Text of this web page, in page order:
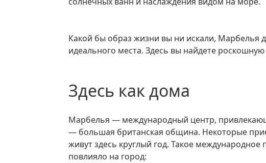
Какой бы образ жизни вы ни искали, Марбелья дает вам свободу выбора
идеального места. Здесь вы найдете
Здесь как дома
Марбелья — международный центр, привлекающий людей со всего мира. Среди них
— большая британская община. Некоторые
живут здесь круглый год. Такое международное
повлияло на город: